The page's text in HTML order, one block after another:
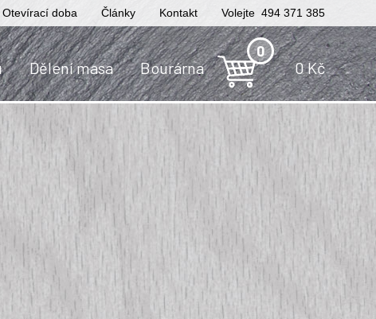
0
0Kč
Otevírací doba Články Kontakt Volejte 494 371 385
Bourárna
Dělení masa